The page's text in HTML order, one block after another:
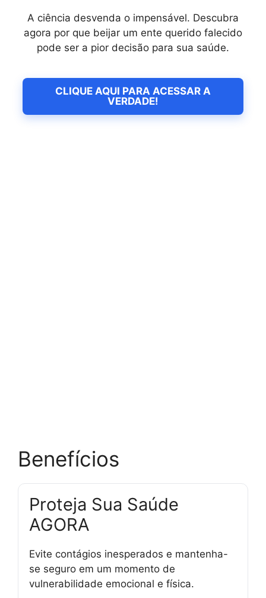
A ciência desvenda o impensável. Descubra
agora por que beijar um ente querido falecido
pode ser a pior decisão para sua saúde.
CLIQUE AQUI PARA ACESSAR A
VERDADE!
Benefícios
Proteja Sua Saúde
AGORA
Evite contágios inesperados e mantenha-
se seguro em um momento de
vulnerabilidade emocional e física.